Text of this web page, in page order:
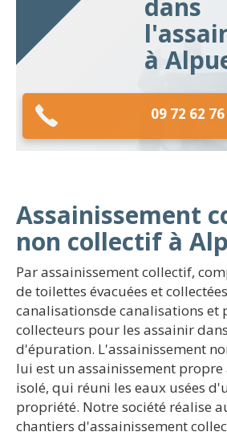
dans
à
09 72 62
Assainissement
non collectif à
Par assainissement collectif,
de toilettes évacuées et
canalisationsde canalisations et
collecteurs pour les assainir
d'épuration. L'assainissement
lui est un assainissement
isolé, qui réuni les eaux usées
propriété. Notre société réalise
chantiers d'assainissement